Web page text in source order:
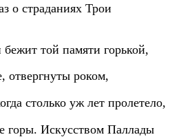
о страданиях Трои
той памяти горькой,
отвергнуты роком,
столько уж лет пролетело,
горы. Искусством Паллады